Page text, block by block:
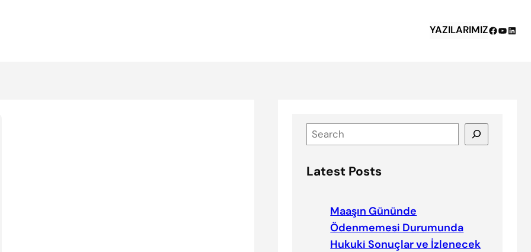
YAZILARIMIZFacebook
e
r
Latest Posts
Maaşın Gününde
Ödenmemesi Durumunda
Hukuki Sonuçlar ve İzlenecek